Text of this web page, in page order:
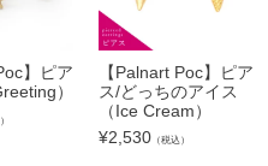
】ピア
）
【Palnart Poc】ピア
ス/どっちのアイス
（Ice Cream）
¥2,530（税込）